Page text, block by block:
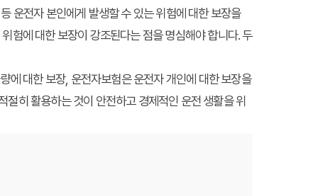
운전자 본인에게 발생할 수 있는 위험에 대한 보장을
험에 대한 보장이 강조된다는 점을 명심해야 합니다. 두
에 대한 보장, 운전자보험은 운전자 개인에 대한 보장을
히 활용하는 것이 안전하고 경제적인 운전 생활을 위